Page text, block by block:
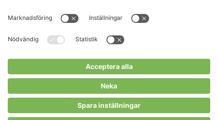
Karriär
Kalender
Verksamheter
Om Hushållningssällskapet
Hushållningssällskapens
Tjänster
Välkommen till Portalen!
Cookies m.m.
Cookies